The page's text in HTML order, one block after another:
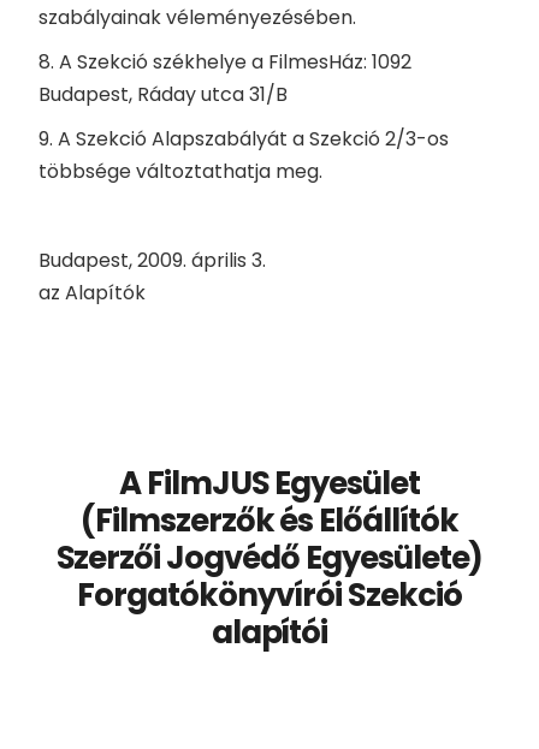
szabályainak véleményezésében.
8. A Szekció székhelye a FilmesHáz: 1092
Budapest, Ráday utca 31/B
9. A Szekció Alapszabályát a Szekció 2/3-os
többsége változtathatja meg.
Budapest, 2009. április 3.
az Alapítók
A FilmJUS Egyesület
(Filmszerzők és Előállítók
Szerzői Jogvédő Egyesülete)
Forgatókönyvírói Szekció
alapítói